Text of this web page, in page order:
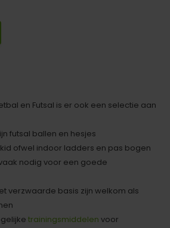
en Futsal is er ook een selectie aan
futsal ballen en hesjes
ofwel indoor ladders en pas bogen
nodig voor een goede
verzwaarde basis zijn welkom als
trainingsmiddelen voor